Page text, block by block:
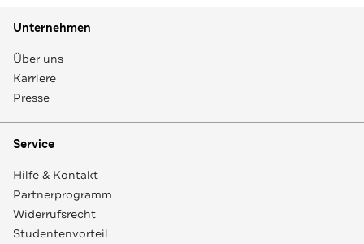
Unternehmen
Über uns
Karriere
Presse
Service
Hilfe & Kontakt
Partnerprogramm
Widerrufsrecht
Studentenvorteil